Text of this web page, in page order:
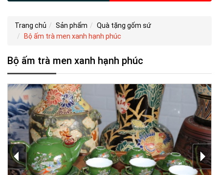
Trang chủ Sản phẩm
Quà tặng gốm sứ
Bộ ấm trà men xanh hạnh phúc
Bộ ấm trà men xanh hạnh phúc